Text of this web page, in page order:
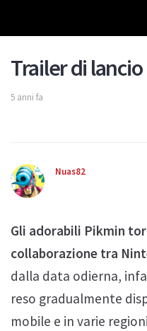
Trailer di
5 anni fa
Nuas82
Gli adorabili Pikmin
collaborazione tra
dalla data odierna,
reso gradualmente
mobile e in varie